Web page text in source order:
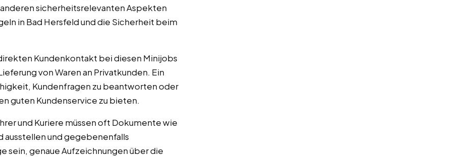
sicherheitsrelevanten Aspekten
in Bad Hersfeld und die Sicherheit beim
Kundenkontakt bei diesen Minijobs
von Waren an Privatkunden. Ein
Kundenfragen zu beantworten oder
guten Kundenservice zu bieten.
und Kuriere müssen oft Dokumente wie
ausstellen und gegebenenfalls
sein, genaue Aufzeichnungen über die